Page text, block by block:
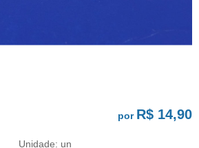
por R$ 14,90
Unidade: un